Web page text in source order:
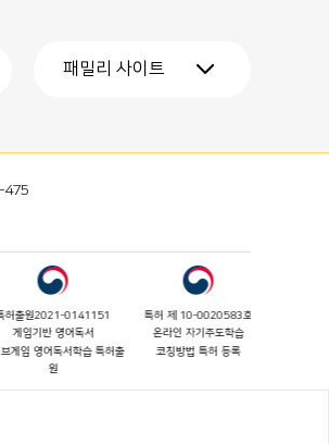
패밀리 사이트
475
출원2021-0141151
게임기반 영어독서
임 영어독서학습 특허출
특허 제 10-0020583호
온라인 자기주도학습
코칭방법 특허 등록